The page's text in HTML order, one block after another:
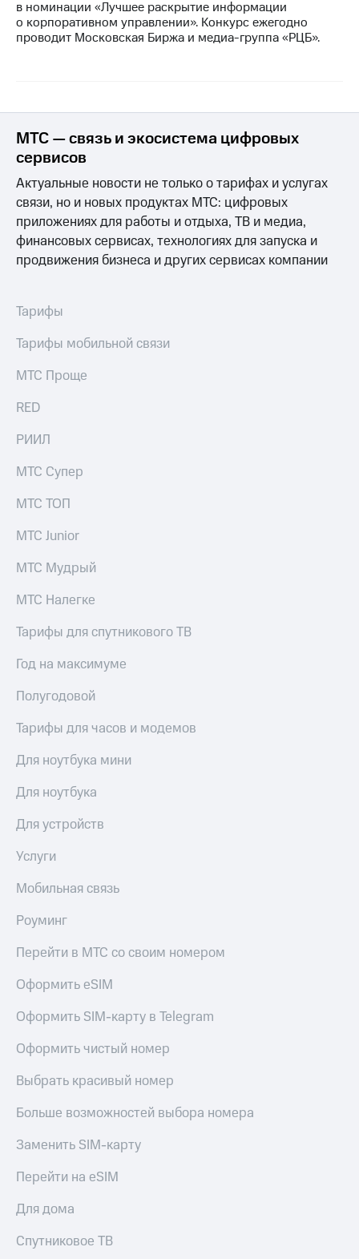
МТС
о технологиях
Финансовая
отчетность
Контакты
Новости
в
регионе
и акционерам
секретарь
информации
Собрания
акционеров
Личный
акционера
Акционерный
капитал
Контроль
аудит
акций
Описание
приобретения
выкупа
Дивиденды
Рынок
облигаций
Описание
Еврооблигации-2023
именных
Регистратор
Контакты
деловая этика
в номинации «Лучшее раскрытие информации
о корпоративном управлении». Конкурс ежегодно
проводит Московская Биржа и медиа-группа «РЦБ».
МТС — связь и экосистема цифровых
сервисов
Актуальные новости не только о тарифах и услугах
связи, но и новых продуктах МТС: цифровых
приложениях для работы и отдыха, ТВ и медиа,
финансовых сервисах, технологиях для запуска и
продвижения бизнеса и других сервисах компании
Тарифы
Тарифы мобильной связи
МТС Проще
RED
РИИЛ
МТС Супер
МТС ТОП
МТС Junior
МТС Мудрый
МТС Налегке
Тарифы для спутникового ТВ
Год на максимуме
Полугодовой
Тарифы для часов и модемов
Для ноутбука мини
Для ноутбука
Для устройств
Услуги
Мобильная связь
Роуминг
Перейти в МТС со своим номером
Оформить eSIM
Оформить SIM-карту в Telegram
Оформить чистый номер
Выбрать красивый номер
Больше возможностей выбора номера
Заменить SIM-карту
Перейти на eSIM
Для дома
Спутниковое ТВ